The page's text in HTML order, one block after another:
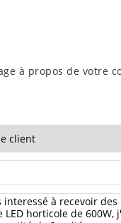
à propos de votre